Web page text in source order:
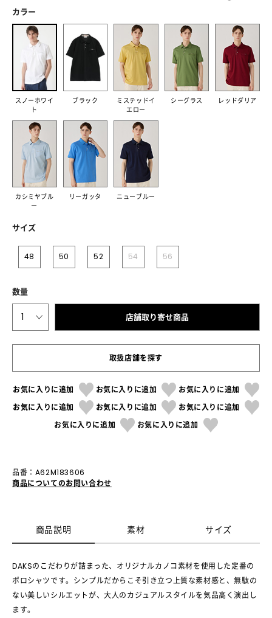
カラー
スノーホワイ
ト
ブラック
ミステッドイ
エロー
シーグラス レッドダリア
カシミヤブル
ー
リーガッタ ニューブルー
サイズ
48 50 52 54 56
数量
1 店舗取り寄せ商品
取扱店舗を探す
お気に入りに追加 お気に入りに追加
お気に入りに追加
お気に入りに追加
お気に入りに追加
お気に入りに追加
お気に入りに追加
お気に入りに追加
品番：A62M183606
商品についてのお問い合わせ
商品説明 素材 サイズ
DAKSのこだわりが詰まった、オリジナルカノコ素材を使用した定番の
ポロシャツです。シンプルだからこそ引き立つ上質な素材感と、無駄の
ない美しいシルエットが、大人のカジュアルスタイルを気品高く演出し
ます。